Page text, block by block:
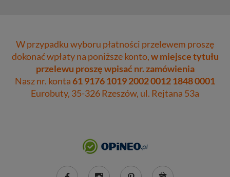
W przypadku wyboru płatności przelewem proszę
dokonać wpłaty na poniższe konto,w miejsce tytułu
przelewu proszę wpisać nr. zamówienia
Nasz nr. konta61 9176 1019 2002 0012 1848 0001
Eurobuty, 35-326 Rzeszów, ul. Rejtana 53a